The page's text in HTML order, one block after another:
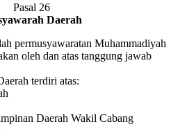
Pasal 26
Daerah
permusyawaratan Muhammadiyah
oleh dan atas tanggung jawab
terdiri atas:
Daerah Wakil Cabang